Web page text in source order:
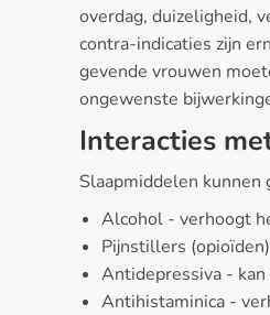
overdag, duizeligheid,
contra-indicaties zijn
gevende vrouwen
ongewenste
Interacties
Slaapmiddelen kunnen
Alcohol - verhoogt
Pijnstillers
Antidepressiva -
Antihistaminica -